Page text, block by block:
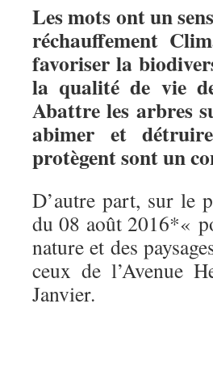
Les mots ont un sens
réchauffement
favoriser la
la qualité de vie
Abattre les arbres
abimer et
protègent sont un
D’autre part, sur le
du 08 août 2016*«
nature et des
ceux de l’Avenue
Janvier.